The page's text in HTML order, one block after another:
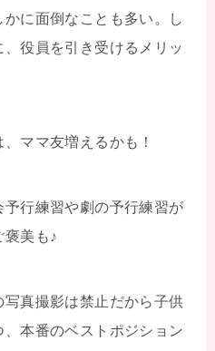
に面倒なことも多い。し
役員を引き受けるメリッ
ママ友増えるかも！
行練習や劇の予行練習が
褒美も♪
真撮影は禁止だから子供
本番のベストポジション